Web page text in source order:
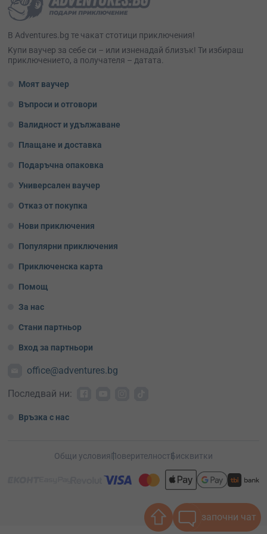
В Adventures.bg те чакат стотици приключения!
Kупи ваучер за себе си – или изненадай близък! Ти избираш
приключението, а получателя – датата.
Моят ваучер
Въпроси и отговори
Валидност и удължаване
Плащане и доставка
Подаръчна опаковка
Универсален ваучер
Отказ от покупка
Нови приключения
Популярни приключения
Приключенска карта
Помощ
За нас
Стани партньор
Вход за партньори
office@adventures.bg
Последвай ни:
Връзка с нас
Общи условияПоверителностБисквитки
започни чат